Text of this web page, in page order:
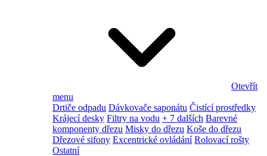
Otevřít
menu
Drtiče odpadu Dávkovače saponátu Čistící prostředky
Krájecí desky Filtry na vodu + 7 dalších Barevné
komponenty dřezu Misky do dřezu Koše do dřezu
Dřezové sifony Excentrické ovládání Rolovací rošty
Ostatní